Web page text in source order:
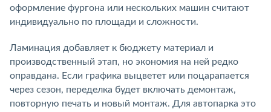
оформление фургона или нескольких машин считают
индивидуально по площади и сложности.
Ламинация добавляет к бюджету материал и
производственный этап, но экономия на ней редко
оправдана. Если графика выцветет или поцарапается
через сезон, переделка будет включать демонтаж,
повторную печать и новый монтаж. Для автопарка это